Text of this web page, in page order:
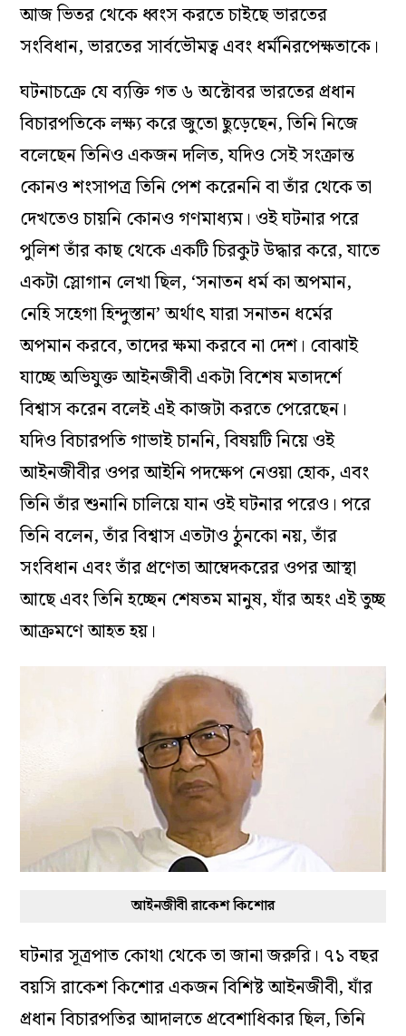
আজ ভিতর থেকে ধ্বংস করতে চাইছে ভারতের
সংবিধান, ভারতের সার্বভৌমত্ব এবং ধর্মনিরপেক্ষতাকে।
ঘটনাচক্রে যে ব্যক্তি গত ৬ অক্টোবর ভারতের প্রধান
বিচারপতিকে লক্ষ্য করে জুতো ছুড়েছেন, তিনি নিজে
বলেছেন তিনিও একজন দলিত, যদিও সেই সংক্রান্ত
কোনও শংসাপত্র তিনি পেশ করেননি বা তাঁর থেকে তা
দেখতেও চায়নি কোনও গণমাধ্যম। ওই ঘটনার পরে
পুলিশ তাঁর কাছ থেকে একটি চিরকুট উদ্ধার করে, যাতে
একটা স্লোগান লেখা ছিল, ‘সনাতন ধর্ম কা অপমান,
নেহি সহেগা হিন্দুস্তান’ অর্থাৎ যারা সনাতন ধর্মের
অপমান করবে, তাদের ক্ষমা করবে না দেশ। বোঝাই
যাচ্ছে অভিযুক্ত আইনজীবী একটা বিশেষ মতাদর্শে
বিশ্বাস করেন বলেই এই কাজটা করতে পেরেছেন।
যদিও বিচারপতি গাভাই চাননি, বিষয়টি নিয়ে ওই
আইনজীবীর ওপর আইনি পদক্ষেপ নেওয়া হোক, এবং
তিনি তাঁর শুনানি চালিয়ে যান ওই ঘটনার পরেও। পরে
তিনি বলেন, তাঁর বিশ্বাস এতটাও ঠুনকো নয়, তাঁর
সংবিধান এবং তাঁর প্রণেতা আম্বেদকরের ওপর আস্থা
আছে এবং তিনি হচ্ছেন শেষতম মানুষ, যাঁর অহং এই তুচ্ছ
আক্রমণে আহত হয়।
আইনজীবী রাকেশ কিশোর
ঘটনার সূত্রপাত কোথা থেকে তা জানা জরুরি। ৭১ বছর
বয়সি রাকেশ কিশোর একজন বিশিষ্ট আইনজীবী, যাঁর
প্রধান বিচারপতির আদালতে প্রবেশাধিকার ছিল, তিনি